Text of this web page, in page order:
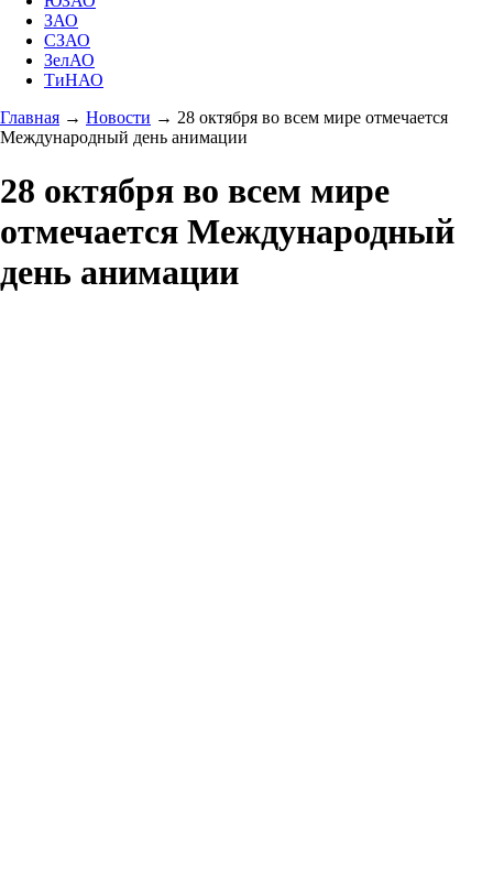
ЗАО
СЗАО
ЗелАО
ТиНАО
Главная → Новости → 28 октября во всем мире отмечается
Международный день анимации
28 октября во всем мире
отмечается Международный
день анимации